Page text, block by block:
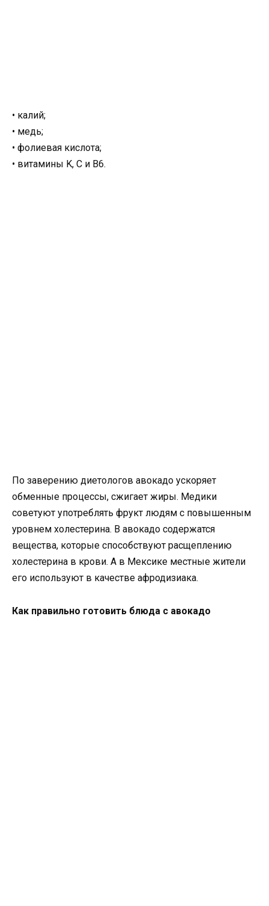
• калий;
• медь;
• фолиевая кислота;
• витамины K, C и B6.
По заверению диетологов авокадо ускоряет
обменные процессы, сжигает жиры. Медики
советуют употреблять фрукт людям с повышенным
уровнем холестерина. В авокадо содержатся
вещества, которые способствуют расщеплению
холестерина в крови. А в Мексике местные жители
его используют в качестве афродизиака.
Как правильно готовить блюда с авокадо